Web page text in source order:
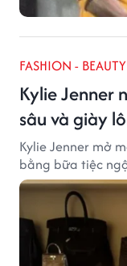
FASHION - BEAUTY
Kylie Jenner
sâu và giày
Kylie Jenner mở
bằng bữa tiệc